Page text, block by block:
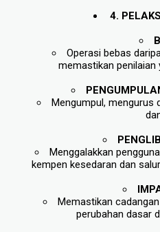
4.
Operasi bebas
memastikan penilaian
Mengumpul, mengurus
Menggalakkan
kempen kesedaran dan
Memastikan
perubahan dasar